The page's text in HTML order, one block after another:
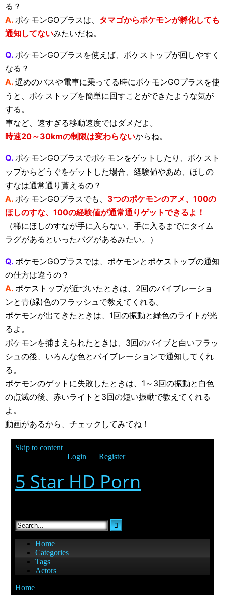
る？
A. ポケモンGOプラスは、 タマゴからポケモンが孵化しても
通知してないみたいだね。
Q. ポケモンGOプラスを使えば、ポケストップが回しやすく
なる？
A. 遅めのバスや電車に乗ってる時にポケモンGOプラスを使
うと、ポケストップを簡単に回すことができたような気が
する。
車など、速すぎる移動速度ではダメだよ。
時速20～30kmの制限は変わらないからね。
Q. ポケモンGOプラスでポケモンをゲットしたり、ポケスト
ップからどうぐをゲットした場合、経験値やあめ、ほしの
すなは通常通り貰えるの？
A. ポケモンGOプラスでも、 3つのポケモンのアメ、100の
ほしのすな、100の経験値が通常通りゲットできるよ！
（稀にほしのすなが手に入らない、手に入るまでにタイム
ラグがあるといったバグがあるみたい。）
Q. ポケモンGOプラスでは、ポケモンとポケストップの通知
の仕方は違うの？
A. ポケストップが近づいたときは、2回のバイブレーショ
ンと青(緑)色のフラッシュで教えてくれる。
ポケモンが出てきたときは、1回の振動と緑色のライトが光
るよ。
ポケモンを捕まえられたときは、3回のバイブと白いフラッ
シュの後、いろんな色とバイブレーションで通知してくれ
る。
ポケモンのゲットに失敗したときは、1～3回の振動と白色
の点滅の後、赤いライトと3回の短い振動で教えてくれる
よ。
動画があるから、チェックしてみてね！